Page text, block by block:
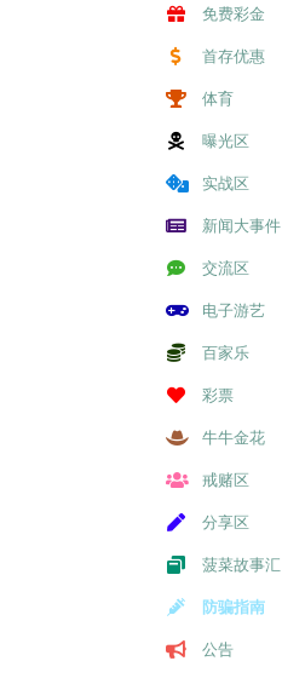
免费彩金
首存优惠
体育
曝光区
实战区
新闻大事件
交流区
电子游艺
百家乐
彩票
牛牛金花
戒赌区
分享区
菠菜故事汇
防骗指南
公告